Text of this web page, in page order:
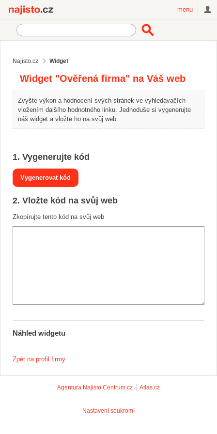
menu
Najisto.cz Widget
Widget "Ověřená firma" na Váš web
Zvyšte výkon a hodnocení svých stránek ve vyhledávačích
vložením dalšího hodnotného linku. Jednoduše si vygenerujte
náš widget a vložte ho na svůj web.
1. Vygenerujte kód
2. Vložte kód na svůj web
Zkopírujte tento kód na svůj web
Náhled widgetu
Zpět na profil firmy
Agentura Najisto Centrum.cz Atlas.cz
Nastavení soukromí